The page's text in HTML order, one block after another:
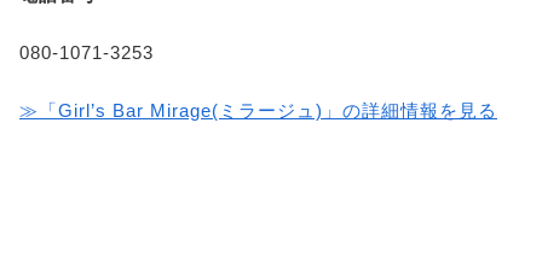
080-1071-3253
≫「Girl’s Bar Mirage(ミラージュ)」の詳細情報を見る